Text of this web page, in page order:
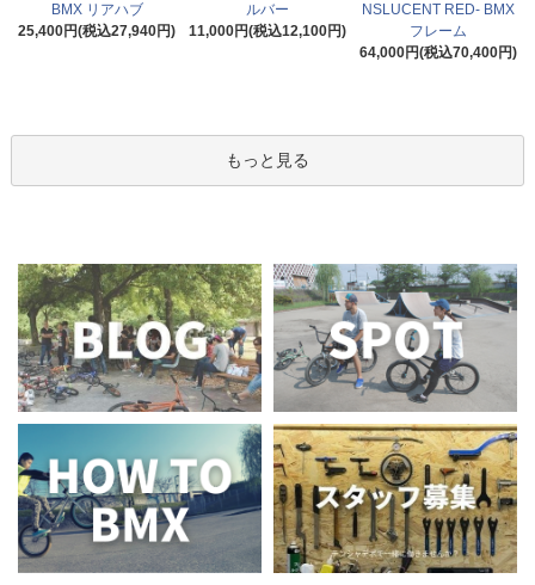
BMX リアハブ
25,400円(税込27,940円)
ルバー
11,000円(税込12,100円)
NSLUCENT RED- BMX
フレーム
64,000円(税込70,400円)
もっと見る